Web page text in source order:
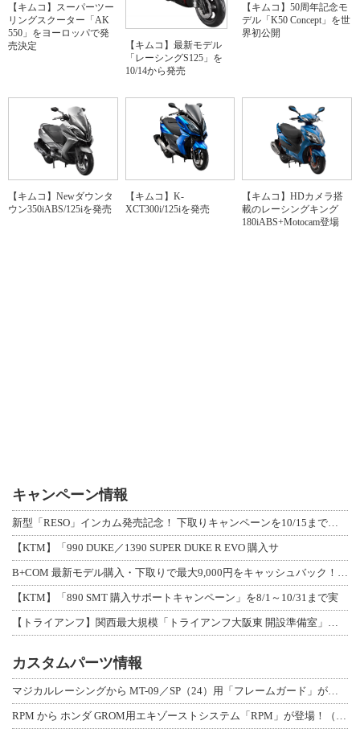
【キムコ】スーパーツー
リングスクーター「AK
550」をヨーロッパで発
売決定
【キムコ】最新モデル
「レーシングS125」を
10/14から発売
【キムコ】50周年記念モ
デル「K50 Concept」を世
界初公開
【キムコ】Newダウンタ
ウン350iABS/125iを発売
【キムコ】K-
XCT300i/125iを発売
【キムコ】HDカメラ搭
載のレーシングキング
180iABS+Motocam登場
キャンペーン情報
【KTM】「990 DUKE／1390 SUPER DUKE R EVO 購入サ
【KTM】「890 SMT 購入サポートキャンペーン」を8/1～10/31まで実
カスタムパーツ情報